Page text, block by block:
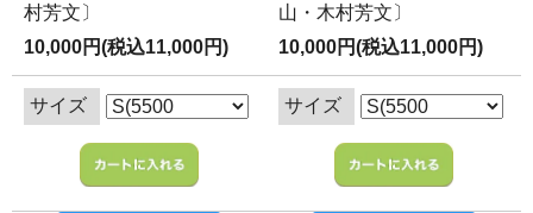
村芳文〕
10,000円(税込11,000円)
サイズ
山・木村芳文〕
10,000円(税込11,000円)
サイズ